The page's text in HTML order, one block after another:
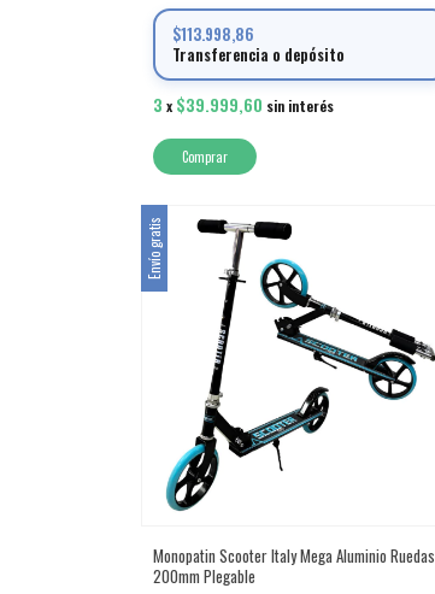
$113.998,86
Transferencia o depósito
3 x $39.999,60 sin interés
Comprar
Envío gratis
Monopatin Scooter Italy Mega Aluminio Ruedas
200mm Plegable